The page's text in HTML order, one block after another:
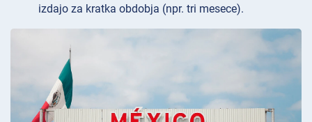
izdajo za kratka obdobja (npr. tri mesece).